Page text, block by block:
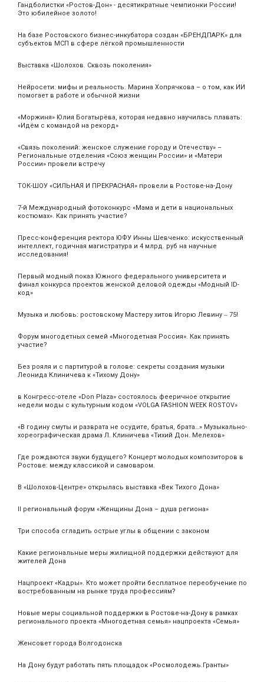
Гандболистки «Ростов-Дон» - десятикратные чемпионки России!
Это юбилейное золото!
На базе Ростовского бизнес-инкубатора создан «БРЕНДПАРК» для
субъектов МСП в сфере лёгкой промышленности
Выставка «Шолохов. Сквозь поколения»
Нейросети: мифы и реальность. Марина Хопрячкова – о том, как ИИ
помогает в работе и обычной жизни
«Моржиня» Юлия Богатырёва, которая недавно научилась плавать:
«Идём с командой на рекорд»
«Связь поколений: женское служение городу и Отечеству» –
Региональные отделения «Союз женщин России» и «Матери
России» провели встречу
ТОК-ШОУ «СИЛЬНАЯ И ПРЕКРАСНАЯ» провели в Ростове-на-Дону
7-й Международный фотоконкурс «Мама и дети в национальных
костюмах». Как принять участие?
Пресс-конференция ректора ЮФУ Инны Шевченко: искусственный
интеллект, годичная магистратура и 4 млрд. руб на научные
исследования!
Первый модный показ Южного федерального университета и
финал конкурса проектов женской деловой одежды «Модный ID-
код»
Музыка и любовь: ростовскому Мастеру хитов Игорю Левину ‒ 75!
Форум многодетных семей «Многодетная Россия». Как принять
участие?
Без рояля и с партитурой в голове: секреты создания музыки
Леонида Клиничева к «Тихому Дону»
в Конгресс-отеле «Don Plaza» состоялось фееричное открытие
недели моды с культурным кодом «VOLGA FASHION WEEK ROSTOV»
«В годину смуты и разврата не осудите, братья, брата…» Музыкально-
хореографическая драма Л. Клиничева «Тихий Дон. Мелехов»
Где рождаются звуки будущего? Концерт молодых композиторов в
Ростове: между классикой и самоваром.
В «Шолохов-Центре» открылась выставка «Век Тихого Дона»
II региональный форум «Женщины Дона – душа региона»
Три способа сгладить острые углы в общении с законом
Какие региональные меры жилищной поддержки действуют для
жителей Дона
Нацпроект «Кадры». Кто может пройти бесплатное переобучение по
востребованным на рынке труда профессиям?
Новые меры социальной поддержки в Ростове-на-Дону в рамках
регионального проекта «Многодетная семья» нацпроекта «Семья»
Женсовет города Волгодонска
На Дону будут работать пять площадок «Росмолодежь.Гранты»